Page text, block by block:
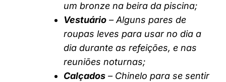
um bronze na beira da piscina;
Vestuário – Alguns pares de
roupas leves para usar no dia a
dia durante as refeições, e nas
reuniões noturnas;
Calçados – Chinelo para se sentir